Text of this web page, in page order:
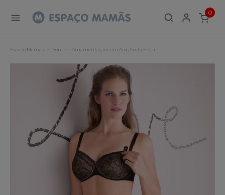
0
ITEMS
Espaço Mamãs Soutien Amamentação com Aros Anita Fleur